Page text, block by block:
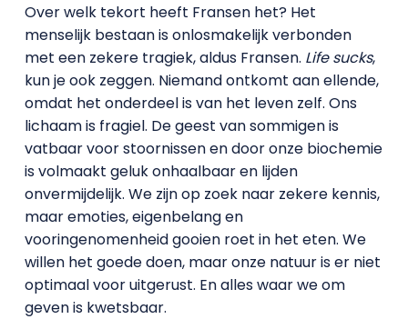
Over welk tekort heeft Fransen het? Het
menselijk bestaan is onlosmakelijk verbonden
met een zekere tragiek, aldus Fransen. Life sucks,
kun je ook zeggen. Niemand ontkomt aan ellende,
omdat het onderdeel is van het leven zelf. Ons
lichaam is fragiel. De geest van sommigen is
vatbaar voor stoornissen en door onze biochemie
is volmaakt geluk onhaalbaar en lijden
onvermijdelijk. We zijn op zoek naar zekere kennis,
maar emoties, eigenbelang en
vooringenomenheid gooien roet in het eten. We
willen het goede doen, maar onze natuur is er niet
optimaal voor uitgerust. En alles waar we om
geven is kwetsbaar.